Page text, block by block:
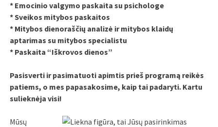
* Emocinio valgymo paskaita su psichologe
* Sveikos mitybos paskaitos
* Mitybos dienoraščių analizė ir mitybos klaidų
aptarimas su mitybos specialistu
* Paskaita “Iškrovos dienos”
Pasisverti ir pasimatuoti apimtis prieš programą reikės
patiems, o mes papasakosime, kaip tai padaryti. Kartu
sulieknėja visi!
Mūsų